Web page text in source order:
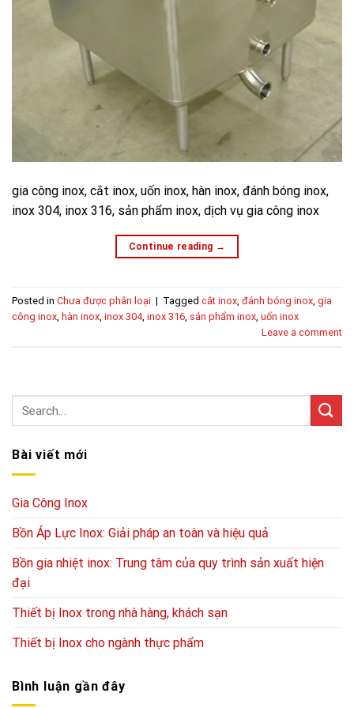
gia công inox, cắt inox, uốn inox, hàn inox, đánh bóng inox,
inox 304, inox 316, sản phẩm inox, dịch vụ gia công inox
Continue reading →
Posted in Chưa được phân loại | Tagged cắt inox đánh bóng inox gia
công inox hàn inox inox 304, inox 316 sản phẩm inox uốn inox
Leave a comment
Bài viết mới
Gia Công Inox
Bồn Áp Lực Inox: Giải pháp an toàn và hiệu quả
Bồn gia nhiệt inox: Trung tâm của quy trình sản xuất hiện
đại
Thiết bị Inox trong nhà hàng, khách sạn
Thiết bị Inox cho ngành thực phẩm
Bình luận gần đây